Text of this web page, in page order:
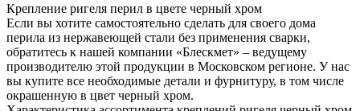
Крепление ригеля перил в цвете черный хром
Если вы хотите самостоятельно сделать для своего дома
перила из нержавеющей стали без применения сварки,
обратитесь к нашей компании «Блескмет» – ведущему
производителю этой продукции в Московском регионе. У нас
вы купите все необходимые детали и фурнитуру, в том числе
окрашенную в цвет черный хром.